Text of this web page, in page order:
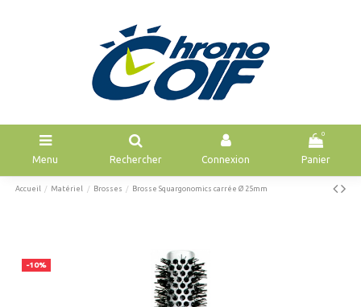
Menu Rechercher Connexion
0
Panier
Accueil Matériel Brosses Brosse Squargonomics carrée Ø 25mm
-10%